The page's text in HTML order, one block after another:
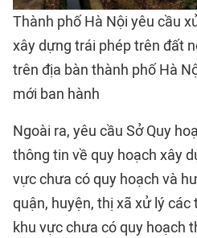
Thành phố Hà Nội yêu cầu
xây dựng trái phép trên đất
trên địa bàn thành phố Hà
mới ban hành
Ngoài ra, yêu cầu Sở Quy
thông tin về quy hoạch xây
vực chưa có quy hoạch và
quận, huyện, thị xã xử lý
khu vực chưa có quy hoạch